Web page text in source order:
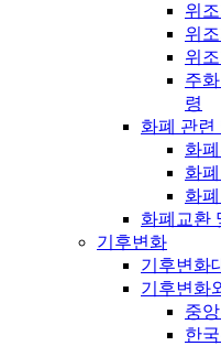
위
위
위
주
령
화폐 관련
화
화
화
화폐교환
기후변화
기후변화
기후변화
중
한